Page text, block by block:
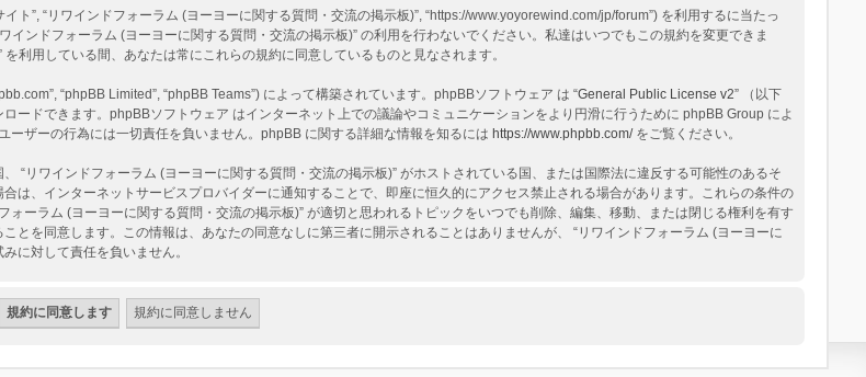
ト”, “リワインドフォーラム (ヨーヨーに関する質問・交流の掲示板)”, “https://www.yoyorewind.com/jp/forum”) を利用するに当たっ
ンドフォーラム (ヨーヨーに関する質問・交流の掲示板)” の利用を行わないでください。私達はいつでもこの規約を変更できま
利用している間、あなたは常にこれらの規約に同意しているものと見なされます。
“phpBB Limited”, “phpBB Teams”) によって構築されています。phpBBソフトウェア は “General Public License v2” （以下
ードできます。phpBBソフトウェア はインターネット上での議論やコミュニケーションをより円滑に行うために phpBB Group によ
ザーの行為には一切責任を負いません。phpBB に関する詳細な情報を知るには https://www.phpbb.com/をご覧ください。
“リワインドフォーラム (ヨーヨーに関する質問・交流の掲示板)” がホストされている国、または国際法に違反する可能性のあるそ
は、インターネットサービスプロバイダーに通知することで、即座に恒久的にアクセス禁止される場合があります。これらの条件の
ーラム (ヨーヨーに関する質問・交流の掲示板)” が適切と思われるトピックをいつでも削除、編集、移動、または閉じる権利を有す
とを同意します。この情報は、あなたの同意なしに第三者に開示されることはありませんが、 “リワインドフォーラム (ヨーヨーに
に対して責任を負いません。